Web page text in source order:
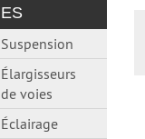
ES
Suspension
Élargisseurs
de voies
Éclairage